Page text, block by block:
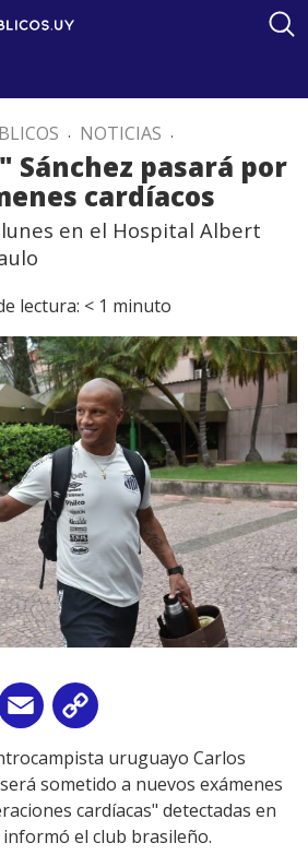
. NOTICIAS .
Sánchez pasará por
cardíacos
en el Hospital Albert
lectura: < 1 minuto
Email
Link
uruguayo Carlos
sometido a nuevos exámenes
cardíacas" detectadas en
el club brasileño.